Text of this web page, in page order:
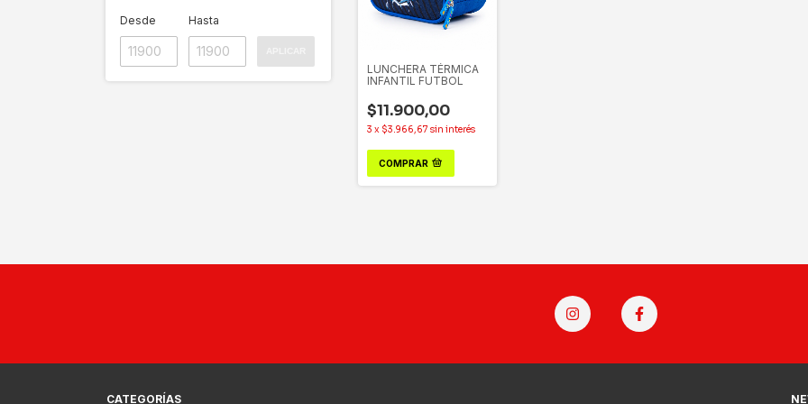
Desde Hasta
LUNCHERA TÉRMICA
INFANTIL FUTBOL
$11.900,00
3 x $3.966,67 sin interés
COMPRAR
CATEGORÍAS